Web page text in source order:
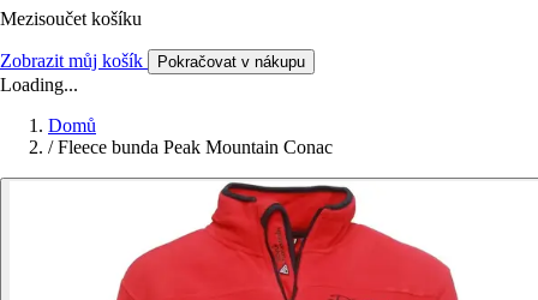
Mezisoučet košíku
Zobrazit můj košík Pokračovat v nákupu
Loading...
Domů
/ Fleece bunda Peak Mountain Conac